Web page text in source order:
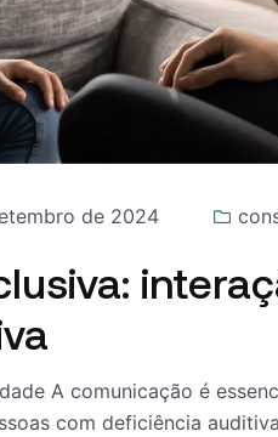
de 2024
A comunicação é
com deficiência